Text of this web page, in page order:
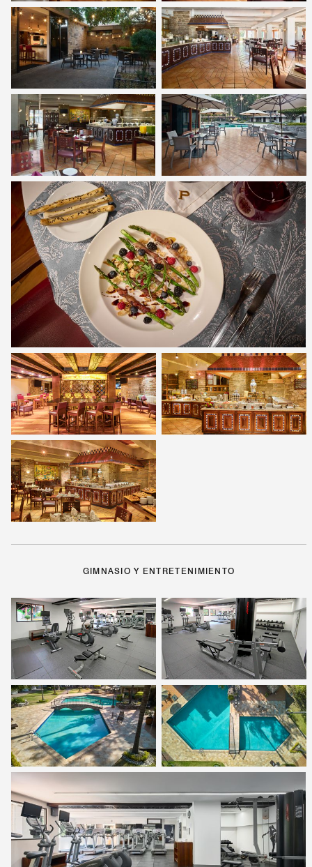
GIMNASIO Y ENTRETENIMIENTO